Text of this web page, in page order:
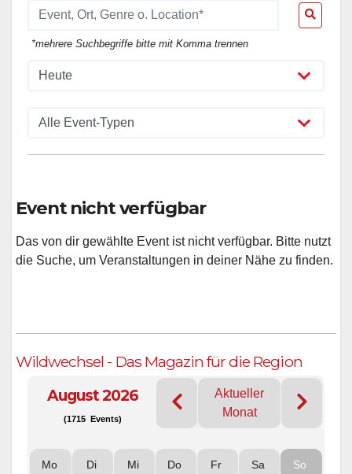
*mehrere Suchbegriffe bitte mit Komma trennen
Event nicht verfügbar
Das von dir gewählte Event ist nicht verfügbar. Bitte nutzt
die Suche, um Veranstaltungen in deiner Nähe zu finden.
Wildwechsel - Das Magazin für die Region
August 2026
(1715 Events)
Aktueller
Monat
Mo Di Mi Do Fr Sa So